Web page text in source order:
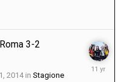
3-2
2014in Stagione
October